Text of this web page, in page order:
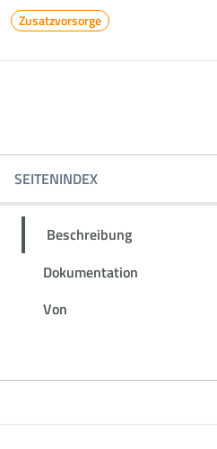
Zusatzvorsorge
SEITENINDEX
Beschreibung
Dokumentation
Von